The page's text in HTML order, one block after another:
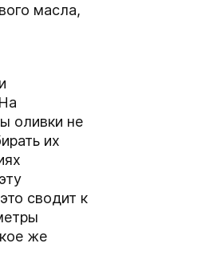
масла,
оливки не
их
сводит к
же